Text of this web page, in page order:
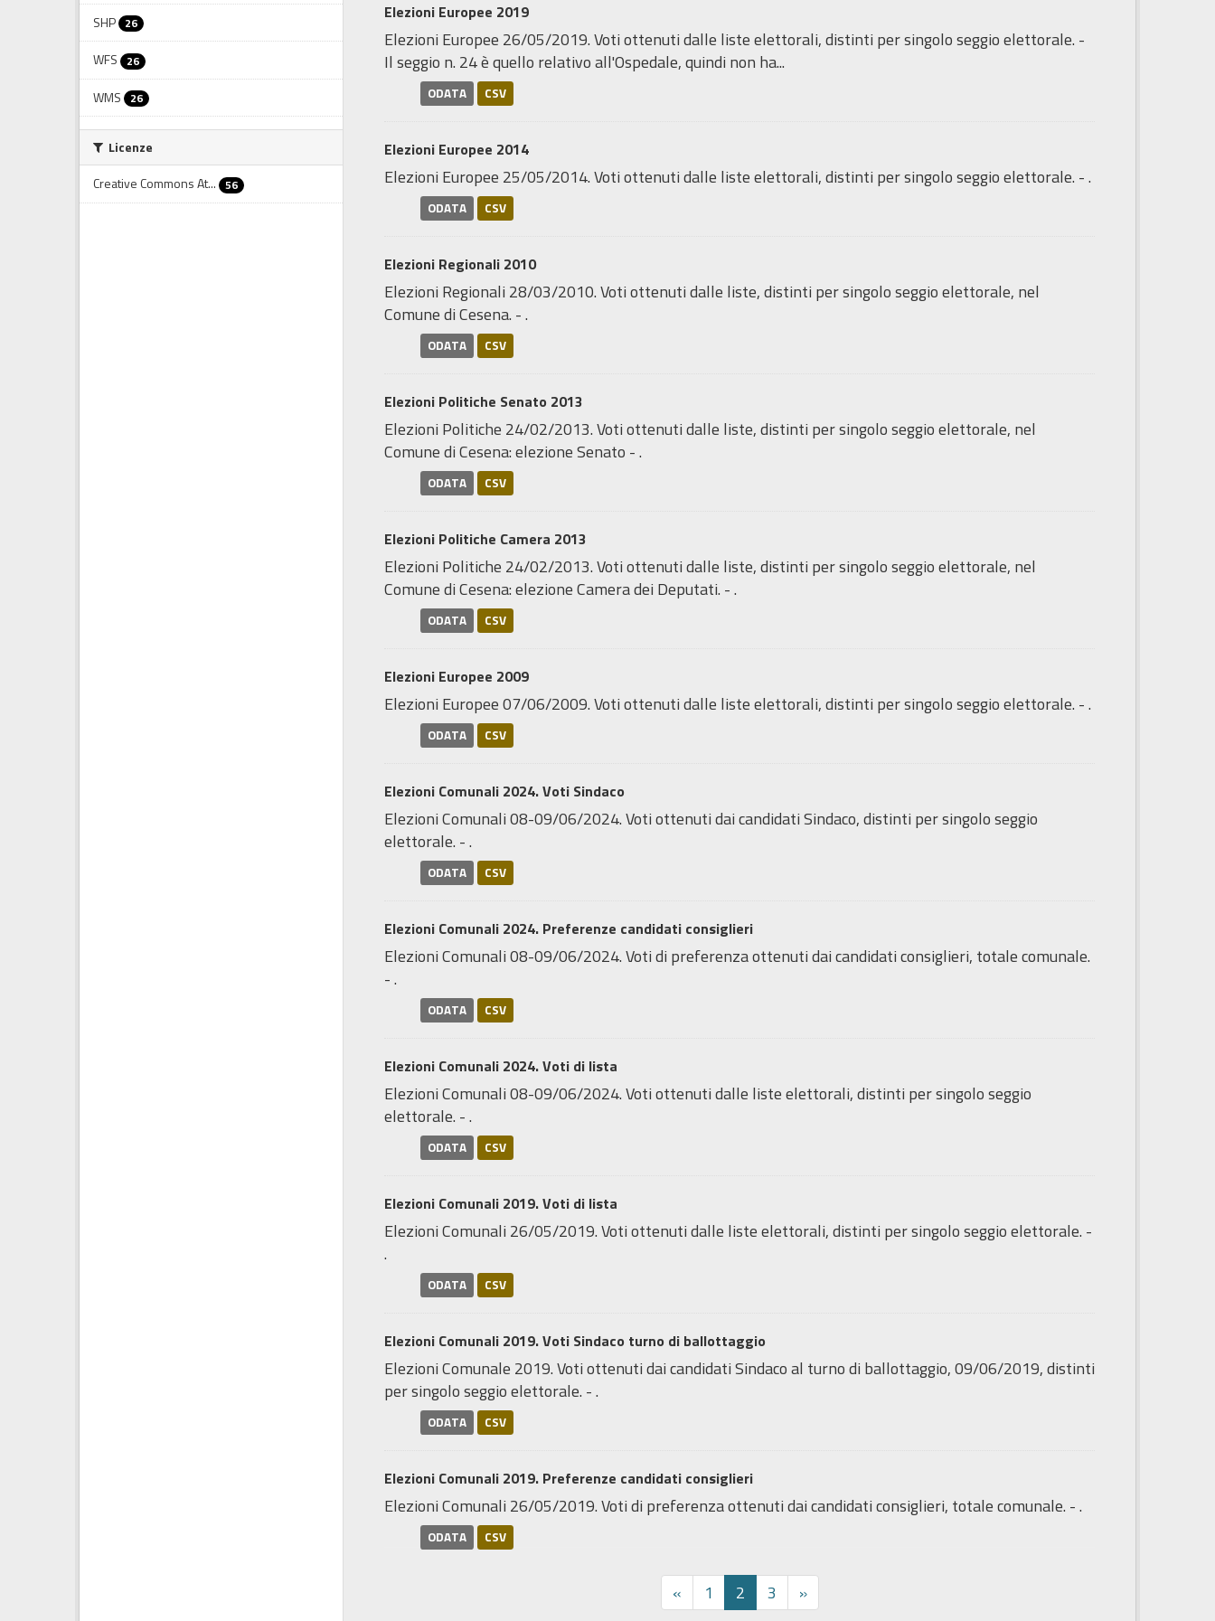
SHP 26
WFS 26
WMS 26
Licenze
Creative Commons At... 56
Elezioni Europee 2019
Elezioni Europee 26/05/2019. Voti ottenuti dalle liste elettorali, distinti per singolo seggio elettorale. -
Il seggio n. 24 è quello relativo all'Ospedale, quindi non ha...
ODATA CSV
Elezioni Europee 2014
Elezioni Europee 25/05/2014. Voti ottenuti dalle liste elettorali, distinti per singolo seggio elettorale. - .
ODATA CSV
Elezioni Regionali 2010
Elezioni Regionali 28/03/2010. Voti ottenuti dalle liste, distinti per singolo seggio elettorale, nel
Comune di Cesena. - .
ODATA CSV
Elezioni Politiche Senato 2013
Elezioni Politiche 24/02/2013. Voti ottenuti dalle liste, distinti per singolo seggio elettorale, nel
Comune di Cesena: elezione Senato - .
ODATA CSV
Elezioni Politiche Camera 2013
Elezioni Politiche 24/02/2013. Voti ottenuti dalle liste, distinti per singolo seggio elettorale, nel
Comune di Cesena: elezione Camera dei Deputati. - .
ODATA CSV
Elezioni Europee 2009
Elezioni Europee 07/06/2009. Voti ottenuti dalle liste elettorali, distinti per singolo seggio elettorale. - .
ODATA CSV
Elezioni Comunali 2024. Voti Sindaco
Elezioni Comunali 08-09/06/2024. Voti ottenuti dai candidati Sindaco, distinti per singolo seggio
elettorale. - .
ODATA CSV
Elezioni Comunali 2024. Preferenze candidati consiglieri
Elezioni Comunali 08-09/06/2024. Voti di preferenza ottenuti dai candidati consiglieri, totale comunale.
- .
ODATA CSV
Elezioni Comunali 2024. Voti di lista
Elezioni Comunali 08-09/06/2024. Voti ottenuti dalle liste elettorali, distinti per singolo seggio
elettorale. - .
ODATA CSV
Elezioni Comunali 2019. Voti di lista
Elezioni Comunali 26/05/2019. Voti ottenuti dalle liste elettorali, distinti per singolo seggio elettorale. -
.
ODATA CSV
Elezioni Comunali 2019. Voti Sindaco turno di ballottaggio
Elezioni Comunale 2019. Voti ottenuti dai candidati Sindaco al turno di ballottaggio, 09/06/2019, distinti
per singolo seggio elettorale. - .
ODATA CSV
Elezioni Comunali 2019. Preferenze candidati consiglieri
Elezioni Comunali 26/05/2019. Voti di preferenza ottenuti dai candidati consiglieri, totale comunale. - .
ODATA CSV
« 1 2 3 »